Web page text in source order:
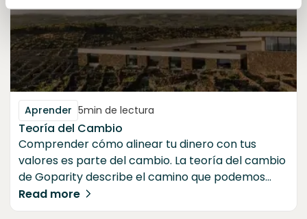
Aprender 5min de lectura
Teoría del Cambio
Comprender cómo alinear tu dinero con tus
valores es parte del cambio. La teoría del cambio
de Goparity describe el camino que podemos
tomar: desde conectar inversores con
organizaciones de impacto, redirigir las finanzas
Read more